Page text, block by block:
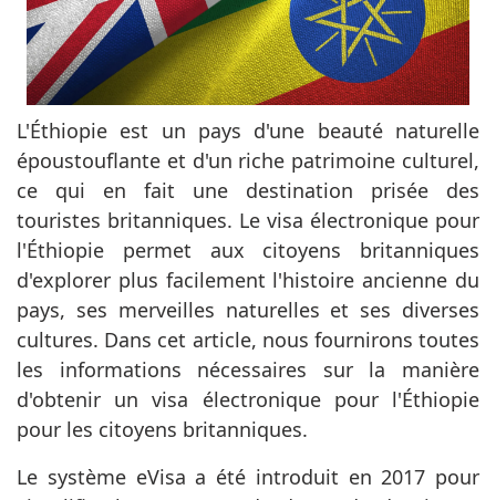
L'Éthiopie est un pays d'une beauté naturelle
époustouflante et d'un riche patrimoine culturel,
ce qui en fait une destination prisée des
touristes britanniques. Le visa électronique pour
l'Éthiopie permet aux citoyens britanniques
d'explorer plus facilement l'histoire ancienne du
pays, ses merveilles naturelles et ses diverses
cultures. Dans cet article, nous fournirons toutes
les informations nécessaires sur la manière
d'obtenir un visa électronique pour l'Éthiopie
pour les citoyens britanniques.
Le système eVisa a été introduit en 2017 pour